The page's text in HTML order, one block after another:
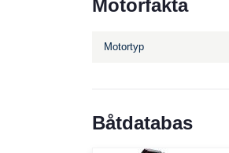
Motorfakta
Motortyp
Båtdatabas